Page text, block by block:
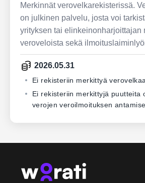
Merkinnät verovelkarekisterissä.
on julkinen palvelu, josta voi
yrityksen tai elinkeinonharjoittajan
veroveloista sekä
2026.05.31
Ei rekisteriin merkittyä
Ei rekisteriin merkittyjä puutteita
verojen veroilmoituksen